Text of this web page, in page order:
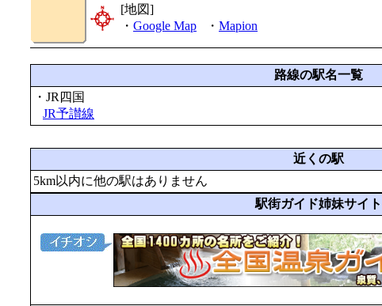
[地図]
・ Google Map ・ Mapion
路線の駅名一覧
・JR四国
JR予讃線
近くの駅
5km以内に他の駅はありません
駅街ガイド姉妹サイト